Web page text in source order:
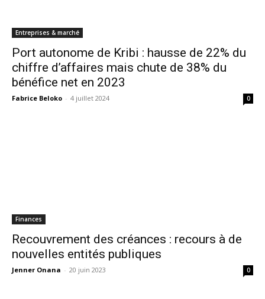
Entreprises & marché
Port autonome de Kribi : hausse de 22% du
chiffre d’affaires mais chute de 38% du
bénéfice net en 2023
Fabrice Beloko - 4 juillet 2024 0
Finances
Recouvrement des créances : recours à de
nouvelles entités publiques
Jenner Onana - 20 juin 2023 0